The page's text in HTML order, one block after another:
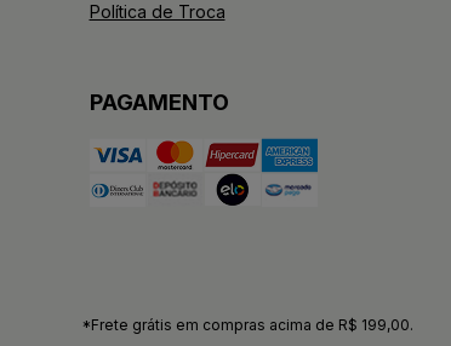
Política de Troca
PAGAMENTO
*Frete grátis em compras acima de R$ 199,00.